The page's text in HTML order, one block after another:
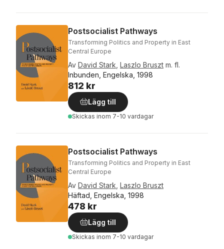
Postsocialist Pathways
Transforming Politics and Property in East
Central Europe
Av David Stark Laszlo Bruszt m. fl.
Inbunden, Engelska, 1998
812 kr
Lägg till
Skickas inom 7-10 vardagar
Postsocialist Pathways
Transforming Politics and Property in East
Central Europe
Av David Stark Laszlo Bruszt
Häftad, Engelska, 1998
478 kr
Lägg till
Skickas inom 7-10 vardagar